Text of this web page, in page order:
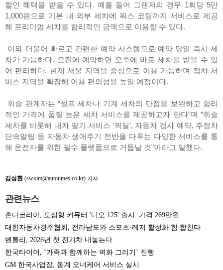
할인 혜택을 받을 수 있다. 예를 들어 그랜저의 경우 1회당 5만
1,000원으로 기본 내·외부 세차에 왁스 코팅까지 서비스로 제공
해 프리미엄 세차를 합리적인 금액으로 이용할 수 있다.
이와 더불어 빠르고 간편한 예약 시스템으로 예약 당일 즉시 세
차가 가능하다. 오전에 예약하면 오후에 바로 세차를 받을 수 있
어 편리하다. 현재 서울 지역을 중심으로 이용 가능하며 점차 서
비스 지역을 확장해 이용 편의성을 높일 예정이다.
휘슬 관계자는 “셀프 세차나 기계 세차의 단점을 보완하고 합리
적인 가격에 품질 높은 세차 서비스를 제공하고자 한다”며 “휘슬
세차를 비롯해 내차 팔기 서비스 ‘픽딜’, 자동차 검사 예약, 주정차
단속알림 등 자동차 생애주기 전반을 다루는 다양한 서비스를 통
해 운전자를 위한 필수 플랫폼으로 거듭날 것"이라고 말했다.
김성환(swkim@autotimes.co.kr) 기자
관련뉴스
혼다코리아, 도심형 커뮤터 '디오 125' 출시..가격 269만원
대한자동차경주협회, 전라남도와 스포츠·레저 활성화 힘 합친다
벤틀리, 2026년 첫 전기차 내놓는다
한국타이어, ‘가족과 함께하는 벽화 그리기’ 진행
GM 한국사업장, 동계 오너케어 서비스 실시